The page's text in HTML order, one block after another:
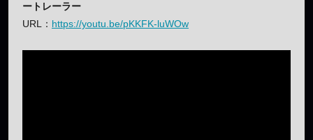
ートレーラー
URL： https://youtu.be/pKKFK-luWOw